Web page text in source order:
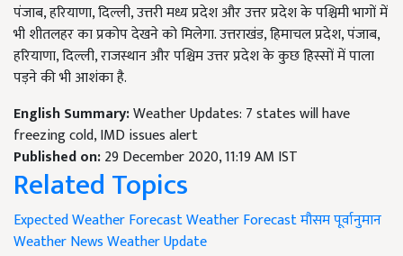
पंजाब, हरियाणा, दिल्ली, उत्तरी मध्य प्रदेश और उत्तर प्रदेश के पश्चिमी भागों में
भी शीतलहर का प्रकोप देखने को मिलेगा. उत्तराखंड, हिमाचल प्रदेश, पंजाब,
हरियाणा, दिल्ली, राजस्थान और पश्चिम उत्तर प्रदेश के कुछ हिस्सों में पाला
पड़ने की भी आशंका है.
English Summary:Weather Updates: 7 states will have
freezing cold, IMD issues alert
Published on:29 December 2020, 11:19 AM IST
Related Topics
Expected Weather ForecastWeather Forecastमौसम पूर्वानुमान
Weather NewsWeather Update